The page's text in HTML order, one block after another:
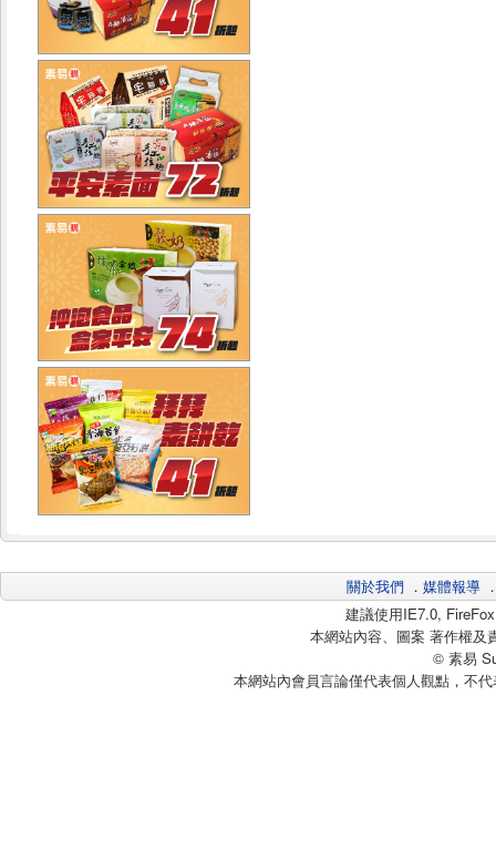
關於我們 ． 媒體報導
建議使用IE7.0,
本網站內容、圖案 著作權及
© 素易
本網站內會員言論僅代表個人觀點，不